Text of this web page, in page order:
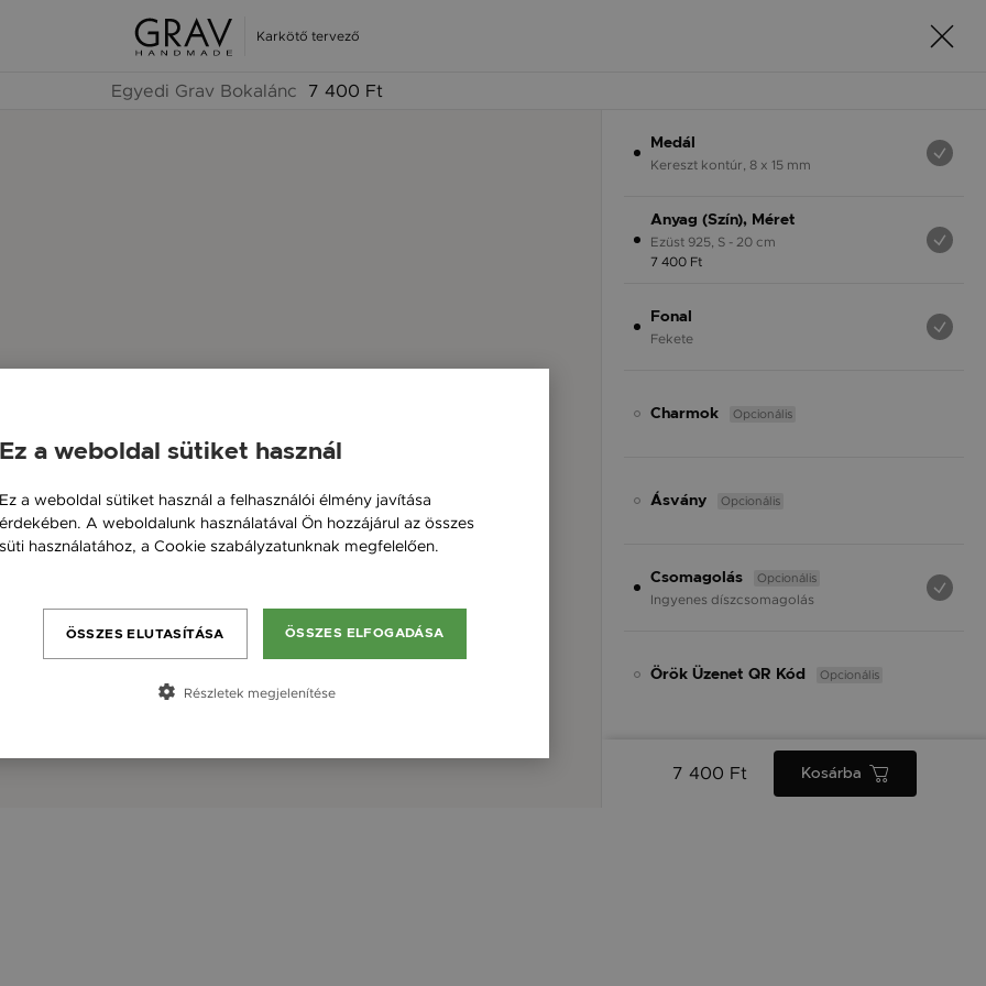
Karkötő tervező
Egyedi Grav Bokalánc 7 400 Ft
Medál
Kereszt kontúr, 8 x 15 mm
Anyag (Szín), Méret
Ezüst 925, S - 20 cm
7 400 Ft
Fonal
Fekete
Charmok Opcionális
Ásvány Opcionális
Csomagolás Opcionális
Ingyenes díszcsomagolás
Örök Üzenet QR Kód Opcionális
7 400 Ft Kosárba
Ez a weboldal sütiket használ
Ez a weboldal sütiket használ a felhasználói élmény javítása
érdekében. A weboldalunk használatával Ön hozzájárul az összes
süti használatához, a Cookie szabályzatunknak megfelelően.
ÖSSZES ELFOGADÁSA
ÖSSZES ELUTASÍTÁSA
Részletek megjelenítése